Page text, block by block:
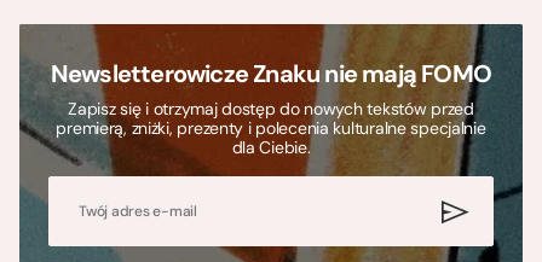
Newsletterowicze Znaku nie mają FOMO
Zapisz się i otrzymaj dostęp do nowych tekstów przed
premierą, zniżki, prezenty i polecenia kulturalne specjalnie
dla Ciebie.